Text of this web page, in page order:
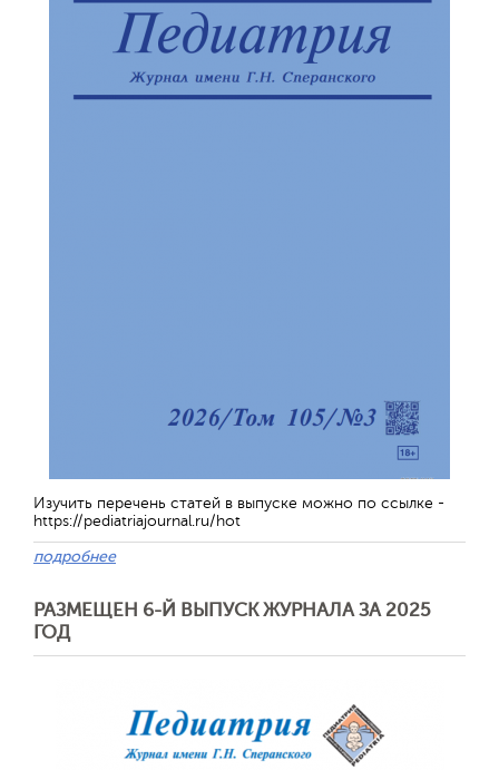
Изучить перечень статей в выпуске можно по ссылке -
https://pediatriajournal.ru/hot
подробнее
РАЗМЕЩЕН 6-Й ВЫПУСК ЖУРНАЛА ЗА 2025
ГОД